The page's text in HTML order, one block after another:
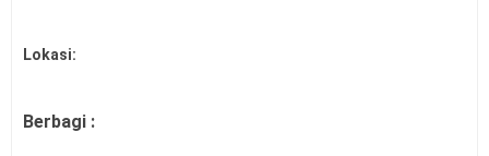
Lokasi:
Berbagi :